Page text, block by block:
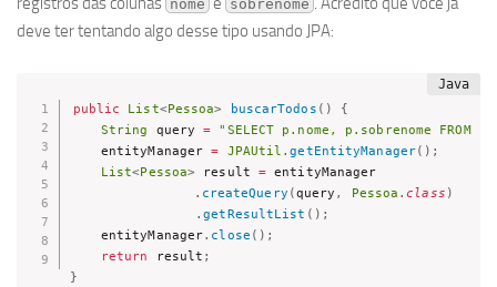
nome sobrenome
deve ter tentando algo desse tipo usando JPA:
public List<Pessoa> buscarTodos ( )
{
String
query = "SELECT p.nome, p.sobrenome FROM
    entityManager
= JPAUtil .getEntityManager( ) ;
List<Pessoa> result = entityManager
. createQuery (query , Pessoa .class )
.getResultList ( ) ;
    entityManager
. close ( ) ;
return
result ;
}